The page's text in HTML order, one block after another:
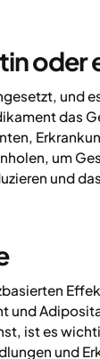
oder
und
das
um
und
und
ist es
und